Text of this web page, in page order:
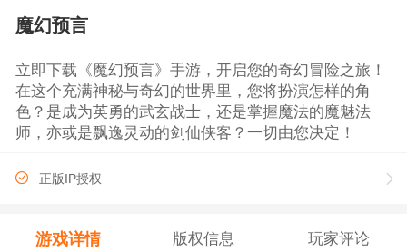
魔幻预言
立即下载《魔幻预言》手游，开启您的奇幻冒险之旅！
在这个充满神秘与奇幻的世界里，您将扮演怎样的角
色？是成为英勇的武玄战士，还是掌握魔法的魔魅法
师，亦或是飘逸灵动的剑仙侠客？一切由您决定！
正版IP授权
游戏详情 版权信息 玩家评论